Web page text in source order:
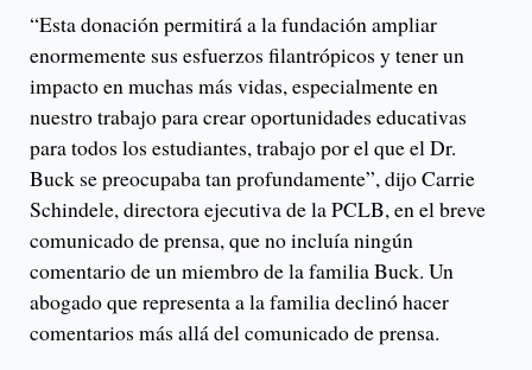
“Esta donación permitirá a la fundación ampliar
enormemente sus esfuerzos filantrópicos y tener un
impacto en muchas más vidas, especialmente en
nuestro trabajo para crear oportunidades educativas
para todos los estudiantes, trabajo por el que el Dr.
Buck se preocupaba tan profundamente”, dijo Carrie
Schindele, directora ejecutiva de la PCLB, en el breve
comunicado de prensa, que no incluía ningún
comentario de un miembro de la familia Buck. Un
abogado que representa a la familia declinó hacer
comentarios más allá del comunicado de prensa.